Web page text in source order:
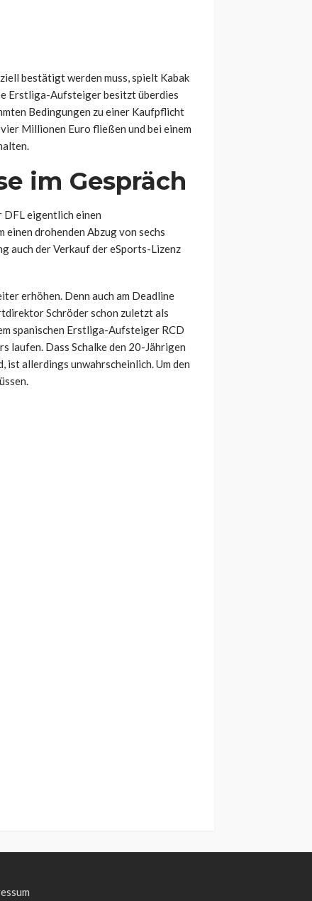
bestätigt werden muss, spielt Kabak
Erstliga-Aufsteiger besitzt überdies
Bedingungen zu einer Kaufpflicht
Millionen Euro fließen und bei einem
im Gespräch
DFL eigentlich einen
drohenden Abzug von sechs
auch der Verkauf der eSports-Lizenz
erhöhen. Denn auch am Deadline
Schröder schon zuletzt als
spanischen Erstliga-Aufsteiger RCD
laufen. Dass Schalke den 20-Jährigen
ist allerdings unwahrscheinlich. Um den